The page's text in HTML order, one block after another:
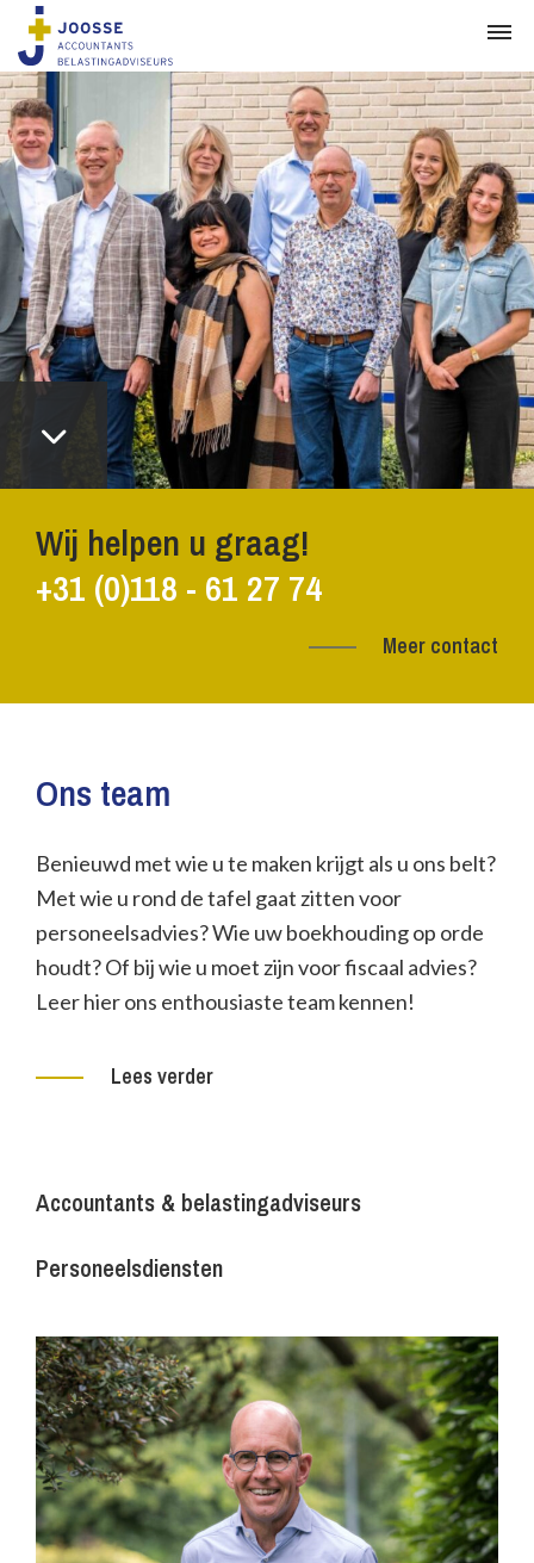
Wij helpen u graag!
+31 (0)118 - 61 27 74
Meer contact
Ons team
Benieuwd met wie u te maken krijgt als u ons belt?
Met wie u rond de tafel gaat zitten voor
personeelsadvies? Wie uw boekhouding op orde
houdt? Of bij wie u moet zijn voor fiscaal advies?
Leer hier ons enthousiaste team kennen!
Lees verder
Accountants & belastingadviseurs
Personeelsdiensten